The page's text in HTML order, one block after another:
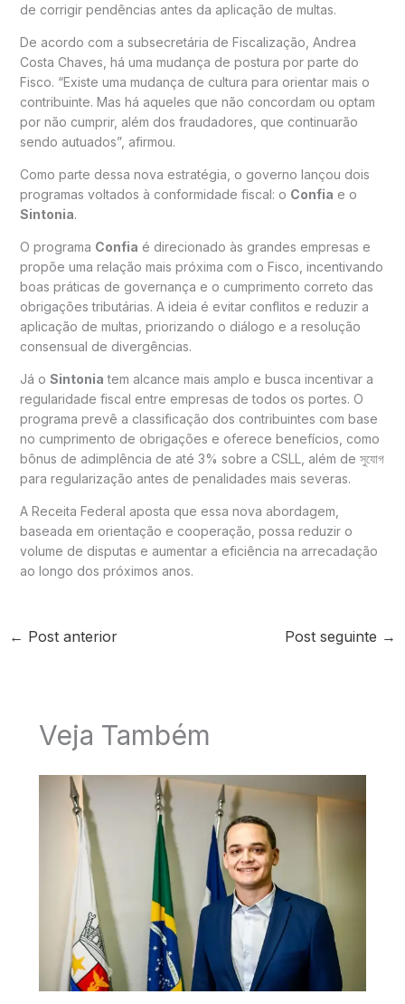
de corrigir pendências antes da aplicação de multas.
De acordo com a subsecretária de Fiscalização, Andrea
Costa Chaves, há uma mudança de postura por parte do
Fisco. “Existe uma mudança de cultura para orientar mais o
contribuinte. Mas há aqueles que não concordam ou optam
por não cumprir, além dos fraudadores, que continuarão
sendo autuados”, afirmou.
Como parte dessa nova estratégia, o governo lançou dois
programas voltados à conformidade fiscal: o Confia e o
Sintonia.
O programa Confia é direcionado às grandes empresas e
propõe uma relação mais próxima com o Fisco, incentivando
boas práticas de governança e o cumprimento correto das
obrigações tributárias. A ideia é evitar conflitos e reduzir a
aplicação de multas, priorizando o diálogo e a resolução
consensual de divergências.
Já o Sintonia tem alcance mais amplo e busca incentivar a
regularidade fiscal entre empresas de todos os portes. O
programa prevê a classificação dos contribuintes com base
no cumprimento de obrigações e oferece benefícios, como
bônus de adimplência de até 3% sobre a CSLL, além de সুযোগ
para regularização antes de penalidades mais severas.
A Receita Federal aposta que essa nova abordagem,
baseada em orientação e cooperação, possa reduzir o
volume de disputas e aumentar a eficiência na arrecadação
ao longo dos próximos anos.
← Post anterior Post seguinte →
Veja Também